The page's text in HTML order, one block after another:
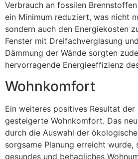
Verbrauch an fossilen
ein Minimum reduziert, was nicht
sondern auch den Energiekosten
Fenster mit Dreifachverglasung
Dämmung der Wände sorgten
hervorragende Energieeffizienz
Wohnkomfort
Ein weiteres positives Resultat
gesteigerte Wohnkomfort. Das
durch die Auswahl der
sorgsame Planung erreicht wurde,
gesundes und behagliches